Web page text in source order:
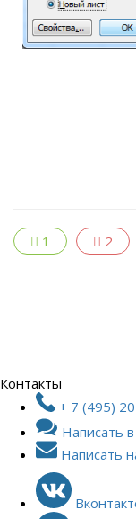
1 2
Контакты
+ 7 (495)
Написать в
Написать